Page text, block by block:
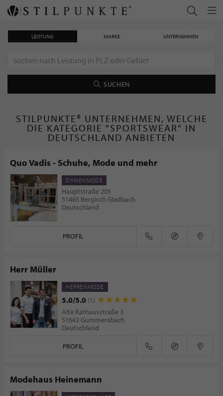
LEISTUNG MARKE UNTERNEHMEN
SUCHEN
STILPUNKTE® UNTERNEHMEN, WELCHE
DIE KATEGORIE "SPORTSWEAR" IN
DEUTSCHLAND ANBIETEN
Quo Vadis - Schuhe, Mode und mehr
DAMENMODE
Hauptstraße 205
51465 Bergisch Gladbach
Deutschland
PROFIL
Herr Müller
HERRENMODE
5.0/5.0 (1)
Alte Rathausstraße 3
51643 Gummersbach
Deutschland
PROFIL
Modehaus Heinemann